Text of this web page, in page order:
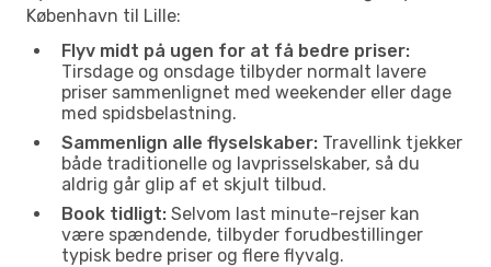
København til Lille:
Flyv midt på ugen for at få bedre priser:
Tirsdage og onsdage tilbyder normalt lavere
priser sammenlignet med weekender eller dage
med spidsbelastning.
Sammenlign alle flyselskaber: Travellink tjekker
både traditionelle og lavprisselskaber, så du
aldrig går glip af et skjult tilbud.
Book tidligt: Selvom last minute-rejser kan
være spændende, tilbyder forudbestillinger
typisk bedre priser og flere flyvalg.